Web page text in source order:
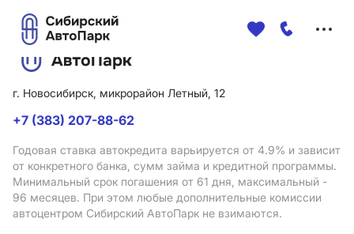
г. Новосибирск, микрорайон Летный, 12
+7 (383) 207-88-62
Годовая ставка автокредита варьируется от 4.9% и зависит
от конкретного банка, сумм займа и кредитной программы.
Минимальный срок погашения от 61 дня, максимальный -
96 месяцев. При этом любые дополнительные комиссии
автоцентром Сибирский АвтоПарк не взимаются.